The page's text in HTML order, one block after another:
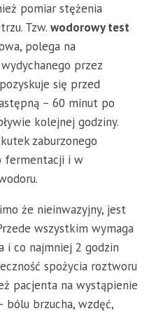
pomiar stężenia
Tzw. wodorowy test
polega na
przez
się przed
– 60 minut po
kolejnej godziny.
zaburzonego
fermentacji i w
że nieinwazyjny, jest
wszystkim wymaga
i co najmniej 2 godzin
spożycia roztworu
pacjenta na wystąpienie
brzucha, wzdęć,